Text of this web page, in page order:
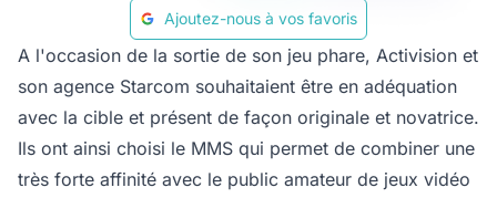
Ajoutez-nous à vos favoris
A l'occasion de la sortie de son jeu phare, Activision et
son agence Starcom souhaitaient être en adéquation
avec la cible et présent de façon originale et novatrice.
Ils ont ainsi choisi le MMS qui permet de combiner une
très forte affinité avec le public amateur de jeux vidéo